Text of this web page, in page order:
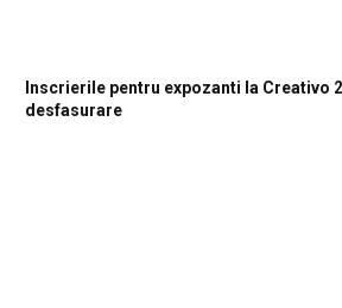
Inscrierile pentru expozanti la Creativo
desfasurare